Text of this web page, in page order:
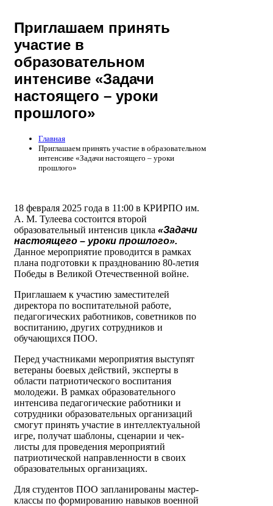
Приглашаем принять
участие в
образовательном
интенсиве «Задачи
настоящего – уроки
прошлого»
Главная
Приглашаем принять участие в образовательном
интенсиве «Задачи настоящего – уроки
прошлого»
18 февраля 2025 года в 11:00 в КРИРПО им.
А. М. Тулеева состоится второй
образовательный интенсив цикла «Задачи
настоящего – уроки прошлого».
Данное мероприятие проводится в рамках
плана подготовки к празднованию 80-летия
Победы в Великой Отечественной войне.
Приглашаем к участию заместителей
директора по воспитательной работе,
педагогических работников, советников по
воспитанию, других сотрудников и
обучающихся ПОО.
Перед участниками мероприятия выступят
ветераны боевых действий, эксперты в
области патриотического воспитания
молодежи. В рамках образовательного
интенсива педагогические работники и
сотрудники образовательных организаций
смогут принять участие в интеллектуальной
игре, получат шаблоны, сценарии и чек-
листы для проведения мероприятий
патриотической направленности в своих
образовательных организациях.
Для студентов ПОО запланированы мастер-
классы по формированию навыков военной